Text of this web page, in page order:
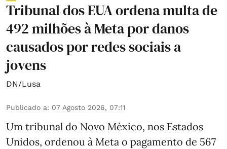
Tribunal dos EUA ordena multa de
492 milhões à Meta por danos
causados por redes sociais a
jovens
DN/Lusa
Publicado a: 07 Agosto 2026, 07:11
Um tribunal do Novo México, nos Estados
Unidos, ordenou à Meta o pagamento de 567